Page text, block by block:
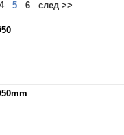
4 5 6 след >>